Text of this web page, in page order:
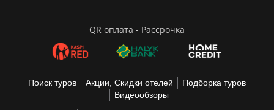
QR оплата - Рассрочка
Поиск туров Акции, Скидки отелей
Подборка туров
Видеообзоры